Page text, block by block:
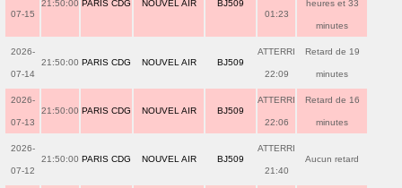
07-15
21:50:00 PARIS CDG NOUVEL AIR BJ509
01:23
heures et 33
minutes
2026-
07-14
21:50:00 PARIS CDG NOUVEL AIR BJ509
ATTERRI
22:09
Retard de 19
minutes
2026-
07-13
21:50:00 PARIS CDG NOUVEL AIR BJ509
ATTERRI
22:06
Retard de 16
minutes
2026-
07-12
21:50:00 PARIS CDG NOUVEL AIR BJ509
ATTERRI
21:40
Aucun retard